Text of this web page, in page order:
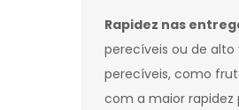
Rapidez nas
perecíveis ou de
perecíveis, como
com a maior